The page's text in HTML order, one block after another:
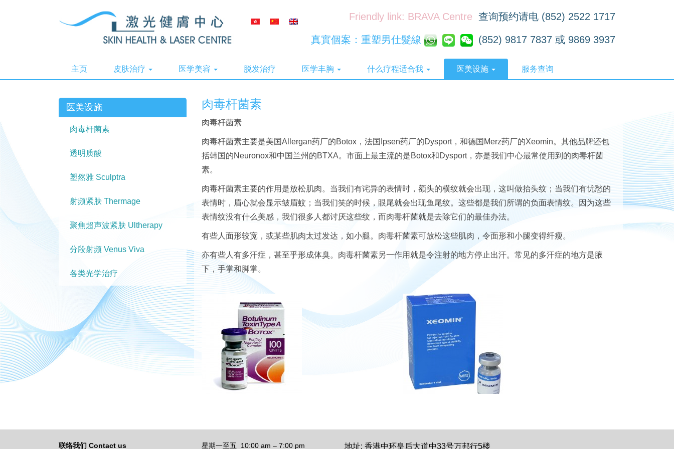
Friendly link: BRAVA Centre 查询预约请电 (852) 2522 1717
真實個案：重塑男仕髮線 (852) 9817 7837 或 9869 3937
主页 皮肤治疗 医学美容 脱发治疗 医学丰胸 什么疗程适合我 医美设施 服务查询
医美设施
肉毒杆菌素
透明质酸
塑然雅 Sculptra
射频紧肤 Thermage
聚焦超声波紧肤 Ultherapy
分段射频 Venus Viva
各类光学治疗
肉毒杆菌素
肉毒杆菌素
肉毒杆菌素主要是美国Allergan药厂的Botox，法国Ipsen药厂的Dysport，和德国Merz药厂的Xeomin。其他品牌还包
括韩国的Neuronox和中国兰州的BTXA。市面上最主流的是Botox和Dysport，亦是我们中心最常使用到的肉毒杆菌
素。
肉毒杆菌素主要的作用是放松肌肉。当我们有诧异的表情时，额头的横纹就会出现，这叫做抬头纹；当我们有忧愁的
表情时，眉心就会显示皱眉蚊；当我们笑的时候，眼尾就会出现鱼尾纹。这些都是我们所谓的负面表情纹。因为这些
表情纹没有什么美感，我们很多人都讨厌这些纹，而肉毒杆菌就是去除它们的最佳办法。
有些人面形较宽，或某些肌肉太过发达，如小腿。肉毒杆菌素可放松这些肌肉，令面形和小腿变得纤瘦。
亦有些人有多汗症，甚至乎形成体臭。肉毒杆菌素另一作用就是令注射的地方停止出汗。常见的多汗症的地方是腋
下，手掌和脚掌。
联络我们 Contact us 星期一至五 10:00 am – 7:00 pm 地址: 香港中环皇后大道中33号万邦行5楼